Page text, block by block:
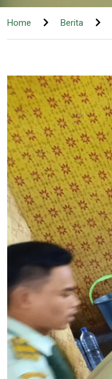
Home Berita